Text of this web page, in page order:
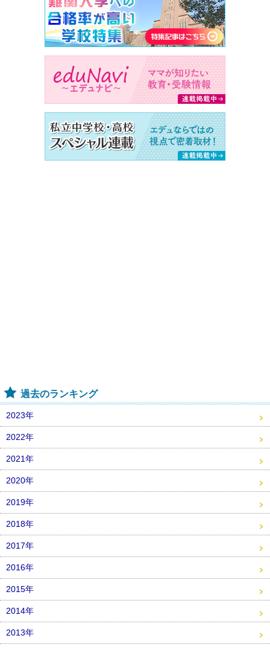
過去のランキング
2023年
2022年
2021年
2020年
2019年
2018年
2017年
2016年
2015年
2014年
2013年